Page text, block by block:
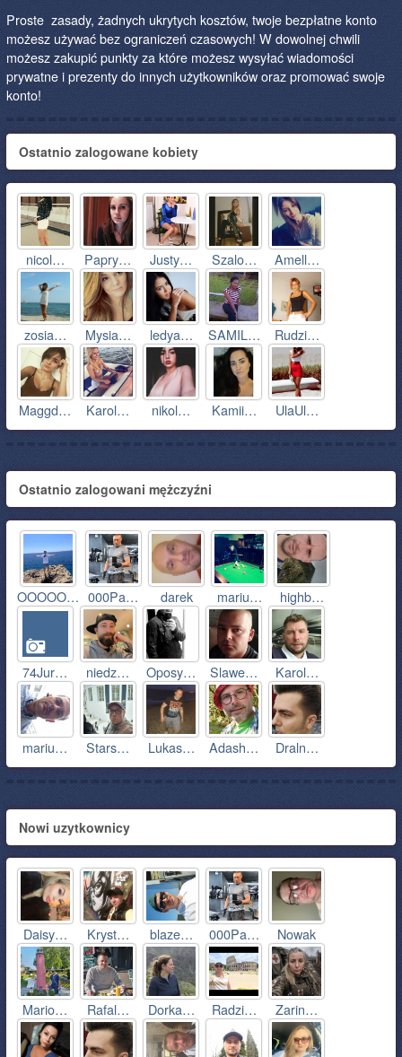
Proste zasady, żadnych ukrytych kosztów, twoje bezpłatne konto
możesz używać bez ograniczeń czasowych! W dowolnej chwili
możesz zakupić punkty za które możesz wysyłać wiadomości
prywatne i prezenty do innych użytkowników oraz promować swoje
konto!
Ostatnio zalogowane kobiety
nicol… Papry… Justy… Szalo… Amell…
zosia… Mysia… ledya… SAMIL… Rudzi…
Maggd… Karol… nikol… Kamii… UlaUl…
Ostatnio zalogowani mężczyźni
OOOOO… 000Pa… darek mariu… highb…
74Jur… niedz… Oposy… Slawe… Karol…
mariu… Stars… Lukas… Adash… Draln…
Nowi uzytkownicy
Daisy… Kryst… blaze… 000Pa… Nowak
Mario… Rafal… Dorka… Radzi… Zarin…